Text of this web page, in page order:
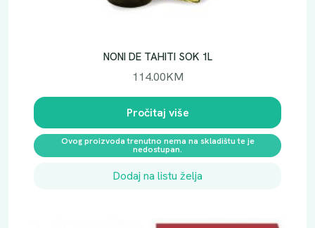
NONI DE TAHITI SOK 1L
114.00KM
Pročitaj više
Ovog proizvoda trenutno nema na skladištu te je
nedostupan.
Dodaj na listu želja